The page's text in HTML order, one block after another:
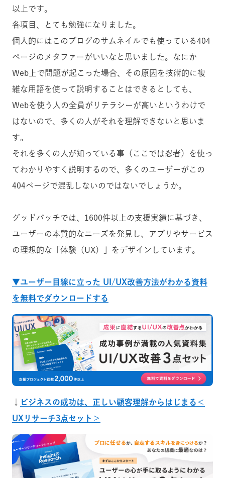
以上です。
各項目、とても勉強になりました。
個人的にはこのブログのサムネイルでも使っている404
ページのメタファーがいいなと思いました。なにか
Web上で問題が起こった場合、その原因を技術的に複
雑な用語を使って説明することはできるとしても、
Webを使う人の全員がリテラシーが高いというわけで
はないので、多くの人がそれを理解できないと思いま
す。
それを多くの人が知っている事（ここでは忍者）を使っ
てわかりやすく説明するので、多くのユーザーがこの
404ページで混乱しないのではないでしょうか。
グッドパッチでは、1600件以上の支援実績に基づき、
ユーザーの本質的なニーズを発見し、アプリやサービス
の理想的な「体験（UX）」をデザインしています。
▼ユーザー目線に立った UI/UX改善方法がわかる資料
を無料でダウンロードする
ビジネスの成功は、正しい顧客理解からはじまる＜
UXリサーチ3点セット＞